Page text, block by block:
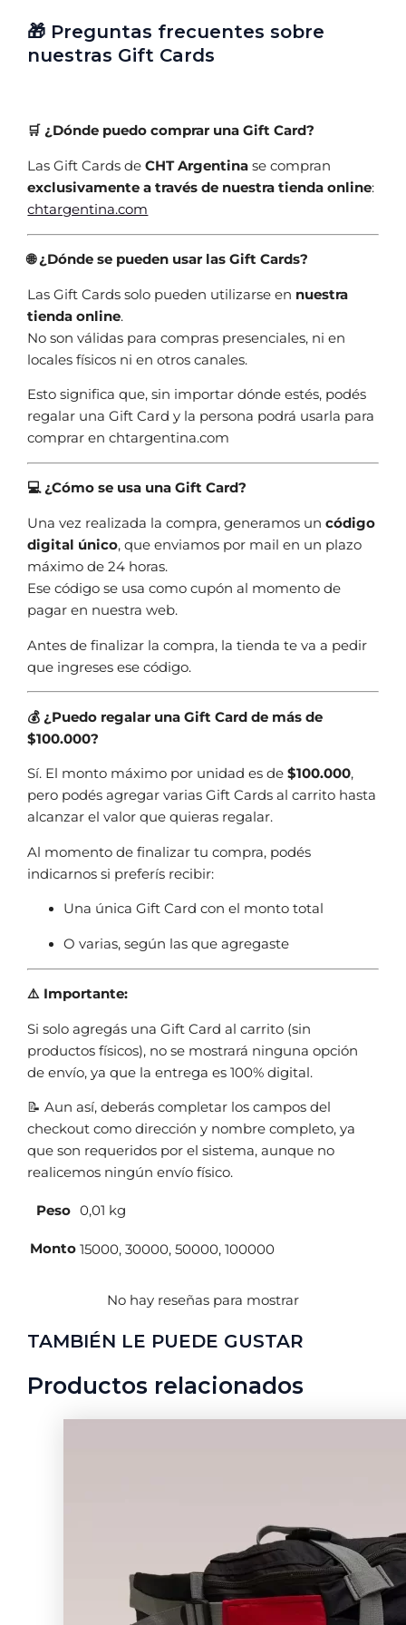
🎁 Preguntas frecuentes sobre
nuestras Gift Cards
🛒 ¿Dónde puedo comprar una Gift Card?
Las Gift Cards deCHT Argentina se compran
exclusivamente a través de nuestra tienda online:
chtargentina.com
🌐 ¿Dónde se pueden usar las Gift Cards?
Las Gift Cards solo pueden utilizarse en nuestra
tienda online.
No son válidas para compras presenciales, ni en
locales físicos ni en otros canales.
Esto significa que, sin importar dónde estés, podés
regalar una Gift Card y la persona podrá usarla para
comprar en chtargentina.com
💻 ¿Cómo se usa una Gift Card?
Una vez realizada la compra, generamos uncódigo
digital único, que enviamos por mail en un plazo
máximo de 24 horas.
Ese código se usa como cupón al momento de
pagar en nuestra web.
Antes de finalizar la compra, la tienda te va a pedir
que ingreses ese código.
💰 ¿Puedo regalar una Gift Card de más de
$100.000?
Sí. El monto máximo por unidad es de$100.000,
pero podés agregar varias Gift Cards al carrito hasta
alcanzar el valor que quieras regalar.
Al momento de finalizar tu compra, podés
indicarnos si preferís recibir:
Una única Gift Card con el monto total
O varias, según las que agregaste
⚠️ Importante:
Si solo agregás una Gift Card al carrito (sin
productos físicos), no se mostrará ninguna opción
de envío, ya que la entrega es 100% digital.
📝 Aun así, deberás completar los campos del
checkout como dirección y nombre completo, ya
que son requeridos por el sistema, aunque no
realicemos ningún envío físico.
Peso 0,01 kg
Monto 15000, 30000, 50000, 100000
No hay reseñas para mostrar
TAMBIÉN LE PUEDE GUSTAR
Productos relacionados